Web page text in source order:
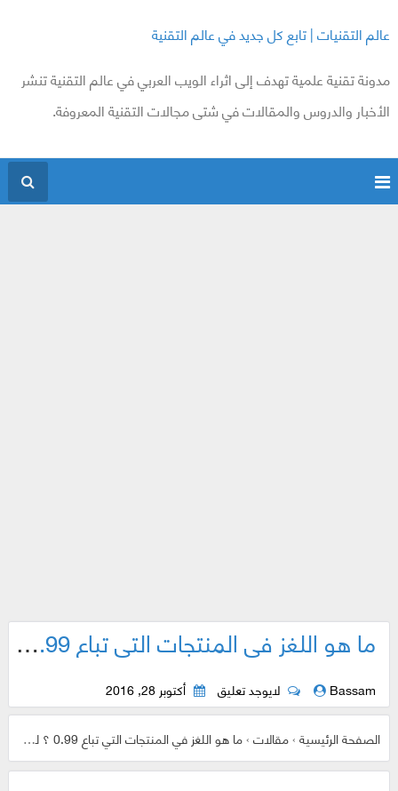
عالم التقنيات | تابع كل جديد في عالم التقنية
مدونة تقنية علمية تهدف إلى اثراء الويب العربي في عالم التقنية تنشر
الأخبار والدروس والمقالات في شتى مجالات التقنية المعروفة.
ما هو اللغز في المنتجات التي تباع 0.99 ؟ لماذا لا تباع بدولار كامل ؟ اليك الاجابة
Bassam لايوجد تعليق أكتوبر 28, 2016
الصفحة الرئيسية›مقالات›ما هو اللغز في المنتجات التي تباع 0.99 ؟ لماذا لا تباع بدولار كامل ؟ اليك الاجابة